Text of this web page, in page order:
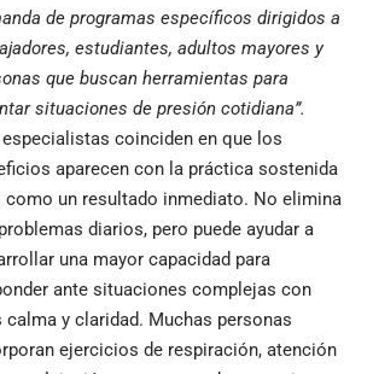
de programas específicos dirigidos a
estudiantes, adultos mayores y
que buscan herramientas para
situaciones de presión cotidiana”.
coinciden en que los
aparecen con la práctica sostenida
como un resultado inmediato. No elimina
diarios, pero puede ayudar a
una mayor capacidad para
ante situaciones complejas con
calma y claridad. Muchas personas
ejercicios de respiración, atención